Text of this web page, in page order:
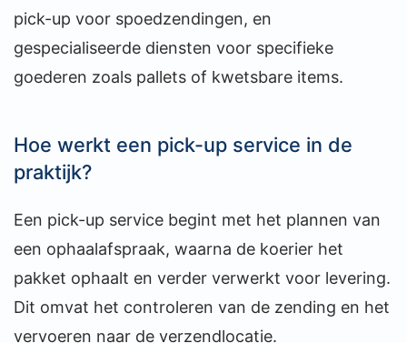
pick-up voor spoedzendingen, en
gespecialiseerde diensten voor specifieke
goederen zoals pallets of kwetsbare items.
Hoe werkt een pick-up service in de
praktijk?
Een pick-up service begint met het plannen van
een ophaalafspraak, waarna de koerier het
pakket ophaalt en verder verwerkt voor levering.
Dit omvat het controleren van de zending en het
vervoeren naar de verzendlocatie.